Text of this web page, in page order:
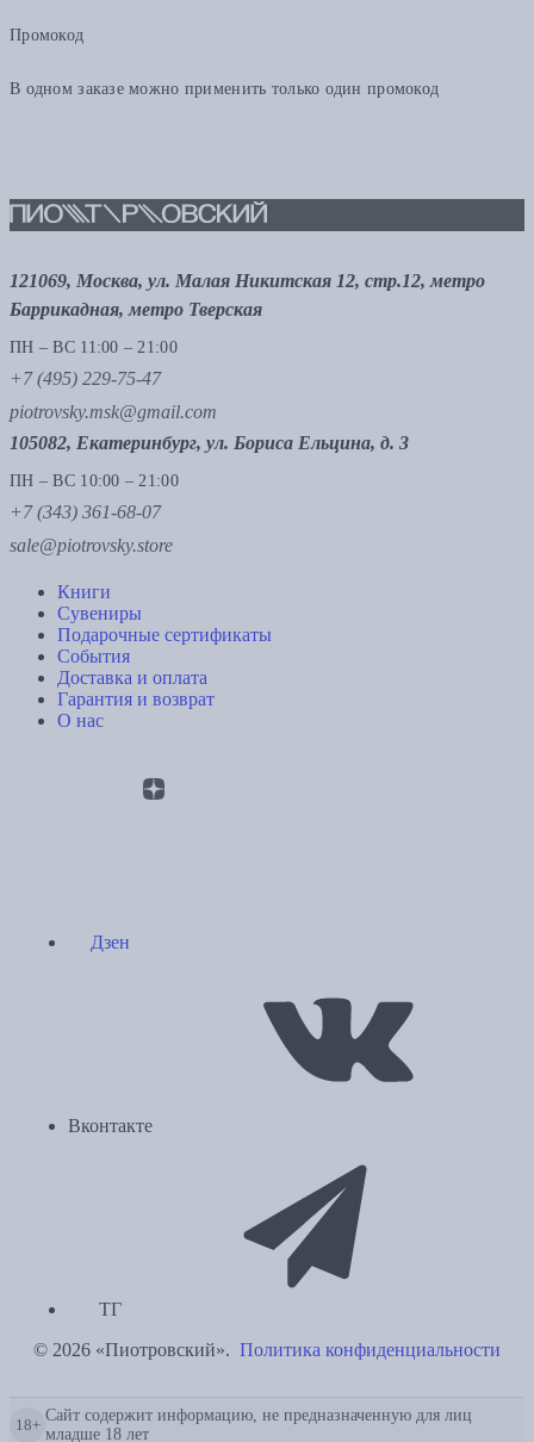
Промокод
В одном заказе можно применить только один промокод
121069, Москва, ул. Малая Никитская 12, стр.12, метро
Баррикадная, метро Тверская
ПН – ВС 11:00 – 21:00
+7 (495) 229-75-47
piotrovsky.msk@gmail.com
105082, Екатеринбург, ул. Бориса Ельцина, д. 3
ПН – ВС 10:00 – 21:00
+7 (343) 361-68-07
sale@piotrovsky.store
Книги
Сувениры
Подарочные сертификаты
События
Доставка и оплата
Гарантия и возврат
О нас
Дзен
Вконтакте
ТГ
© 2026 «Пиотровский». Политика конфиденциальности
18+
Сайт содержит информацию, не предназначенную для лиц
младше 18 лет